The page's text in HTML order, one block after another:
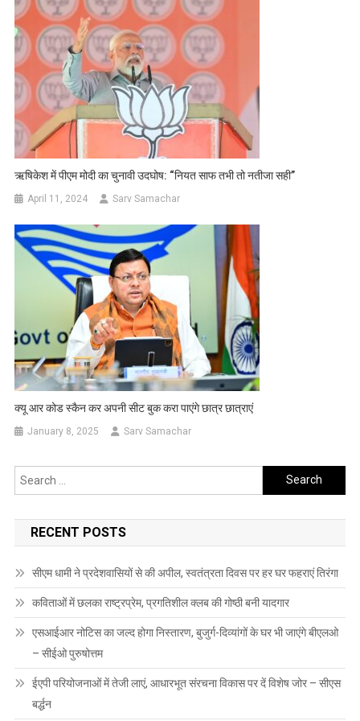
ऋषिकेश में पीएम मोदी का चुनावी उदघोष: “नियत साफ तभी तो नतीजा सही”
April 11, 2024 Sarv Samachar
क्यू आर कोड स्कैन कर अपनी सीट बुक करा पाएंगे छात्र छात्राएं
January 8, 2025 Sarv Samachar
Search
for:
RECENT POSTS
सीएम धामी ने प्रदेशवासियों से की अपील, स्वतंत्रता दिवस पर हर घर फहराएं तिरंगा
कविताओं में छलका राष्ट्रप्रेम, प्रगतिशील क्लब की गोष्ठी बनी यादगार
एसआईआर नोटिस का जल्द होगा निस्तारण, बुजुर्ग-दिव्यांगों के घर भी जाएंगे बीएलओ
– सीईओ पुरुषोत्तम
ईएपी परियोजनाओं में तेजी लाएं, आधारभूत संरचना विकास पर दें विशेष जोर – सीएस
बर्द्धन